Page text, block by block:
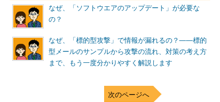
「Webサーバー」というのは、Webサイトを公開するためのコ
ンピューターのことです。ここでは単に「Webサイト」のこと
だと考えていただいても構いません。
このHTTPS通信により、Webサイトのフォームに入力した情
全）」にした通信方式というわけです。HTTPSでは、
「SSL/TLS」という暗号化の仕組みが使用されます。
なぜ、「ソフトウエアのアップデート」が必要な
の？
なぜ、「標的型攻撃」で情報が漏れるの？――標的
型メールのサンプルから攻撃の流れ、対策の考え方
まで、もう一度分かりやすく解説します
次のページへ